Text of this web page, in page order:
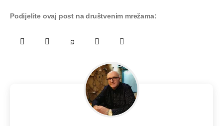
Podijelite ovaj post na društvenim mrežama: